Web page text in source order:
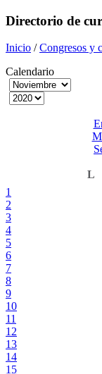
Directorio de
Inicio /Congresos y
Calendario
L
1
2
3
4
5
6
7
8
9
10
11
12
13
14
15